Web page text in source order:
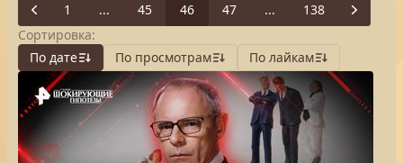
Previous
1 ... 45 46 47 ... 138
Next
Сортировка:
По дате
По просмотрам По лайкам